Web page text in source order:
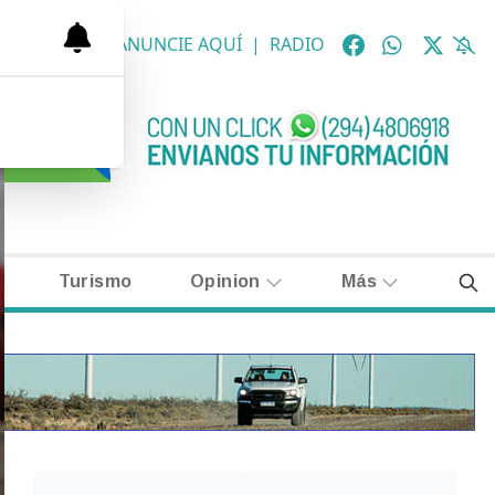
ANUNCIE AQUÍ | RADIO
Turismo Opinion Más